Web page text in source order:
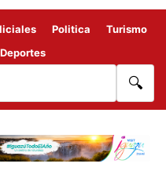
Politica
Turismo
Deportes
🔍